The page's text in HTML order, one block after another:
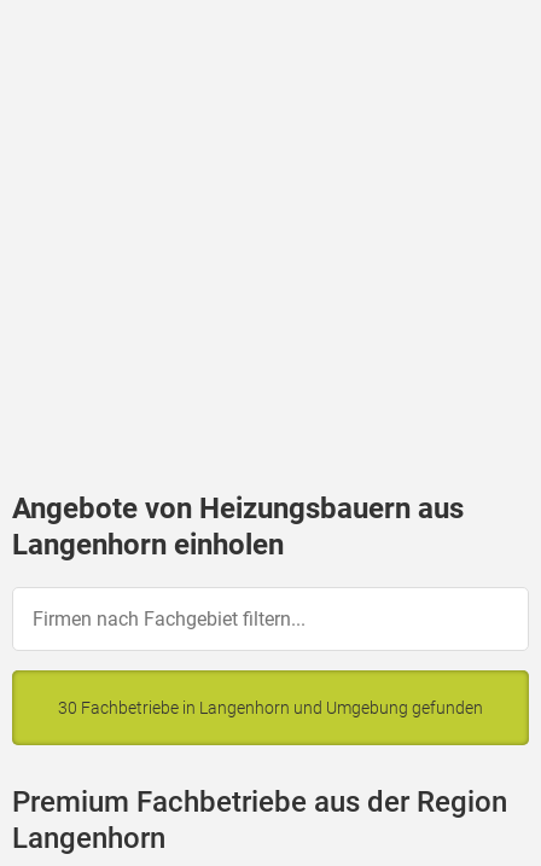
Angebote von Heizungsbauern aus
Langenhorn einholen
30 Fachbetriebe in Langenhorn und Umgebung gefunden
Premium Fachbetriebe aus der Region
Langenhorn